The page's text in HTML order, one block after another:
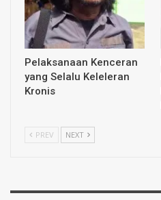
Pelaksanaan Kenceran
yang Selalu Keleleran
Kronis
PREV NEXT